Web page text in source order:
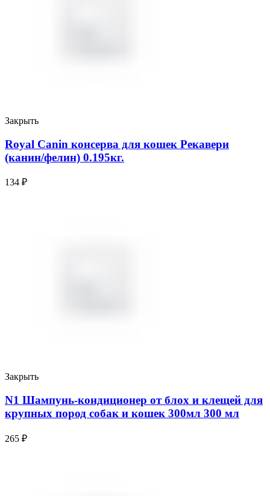
Закрыть
Royal Canin консерва для кошек Рекавери
(канин/фелин) 0.195кг.
134 ₽
Закрыть
N1 Шампунь-кондиционер от блох и клещей для
крупных пород собак и кошек 300мл 300 мл
265 ₽